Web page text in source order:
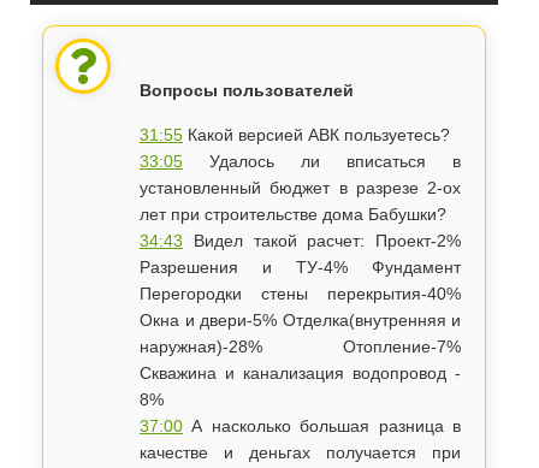
Вопросы пользователей
31:55 ​Какой версией АВК пользуетесь?
33:05 Удалось ли вписаться в
установленный бюджет в разрезе 2-ох
лет при строительстве дома Бабушки?
34:43 Видел такой расчет: Проект-2%
Разрешения и ТУ-4% Фундамент
Перегородки стены перекрытия-40%
Окна и двери-5% Отделка(внутренняя и
наружная)-28% Отопление-7%
Скважина и канализация водопровод -
8%
37:00 А насколько большая разница в
качестве и деньгах получается при